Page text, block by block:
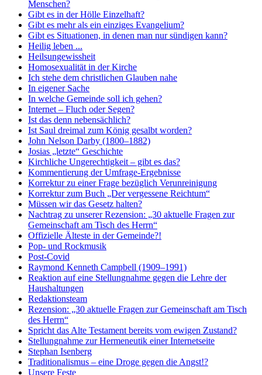
Menschen?
Gibt es in der Hölle Einzelhaft?
Gibt es mehr als ein einziges Evangelium?
Gibt es Situationen, in denen man nur sündigen kann?
Heilig leben ...
Heilsungewissheit
Homosexualität in der Kirche
Ich stehe dem christlichen Glauben nahe
In eigener Sache
In welche Gemeinde soll ich gehen?
Internet – Fluch oder Segen?
Ist das denn nebensächlich?
Ist Saul dreimal zum König gesalbt worden?
John Nelson Darby (1800–1882)
Josias „letzte“ Geschichte
Kirchliche Ungerechtigkeit – gibt es das?
Kommentierung der Umfrage-Ergebnisse
Korrektur zu einer Frage bezüglich Verunreinigung
Korrektur zum Buch „Der vergessene Reichtum“
Müssen wir das Gesetz halten?
Nachtrag zu unserer Rezension: „30 aktuelle Fragen zur
Gemeinschaft am Tisch des Herrn“
Offizielle Älteste in der Gemeinde?!
Pop- und Rockmusik
Post-Covid
Raymond Kenneth Campbell (1909–1991)
Reaktion auf eine Stellungnahme gegen die Lehre der
Haushaltungen
Redaktionsteam
Rezension: „30 aktuelle Fragen zur Gemeinschaft am Tisch
des Herrn“
Spricht das Alte Testament bereits vom ewigen Zustand?
Stellungnahme zur Hermeneutik einer Internetseite
Stephan Isenberg
Traditionalismus – eine Droge gegen die Angst!?
Unsere Feste